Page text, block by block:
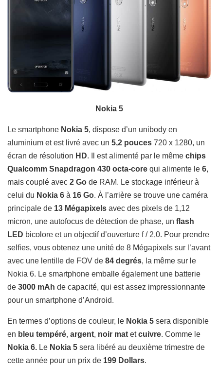
Nokia 5
Le smartphone Nokia 5, dispose d’un unibody en
aluminium et est livré avec un 5,2 pouces 720 x 1280, un
écran de résolution HD. Il est alimenté par le même chips
Qualcomm Snapdragon 430 octa-core qui alimente le 6,
mais couplé avec 2 Go de RAM. Le stockage inférieur à
celui du Nokia 6 à 16 Go. À l’arrière se trouve une caméra
principale de 13 Mégapixels avec des pixels de 1,12
micron, une autofocus de détection de phase, un flash
LED bicolore et un objectif d’ouverture f / 2,0. Pour prendre
selfies, vous obtenez une unité de 8 Mégapixels sur l’avant
avec une lentille de FOV de 84 degrés, la même sur le
Nokia 6. Le smartphone emballe également une batterie
de 3000 mAh de capacité, qui est assez impressionnante
pour un smartphone d’Android.
En termes d’options de couleur, le Nokia 5 sera disponible
en bleu tempéré, argent, noir mat etcuivre. Comme le
Nokia 6. Le Nokia 5 sera libéré au deuxième trimestre de
cette année pour un prix de 199 Dollars.